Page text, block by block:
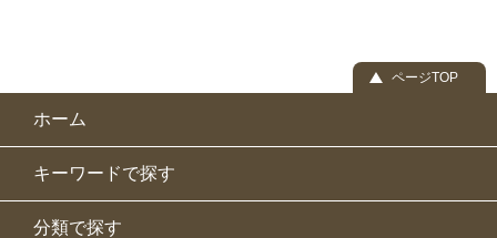
ページTOP
ホーム
キーワードで探す
分類で探す